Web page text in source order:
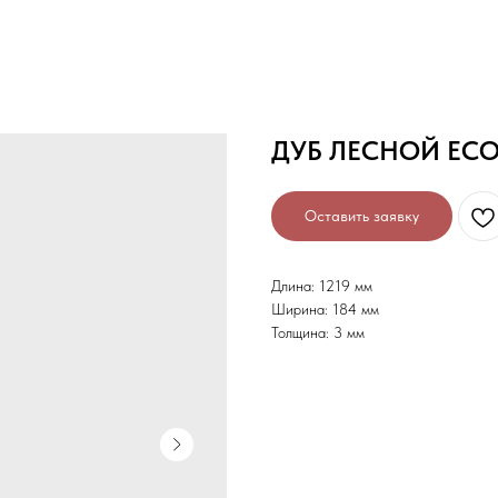
ДУБ ЛЕСНОЙ
Оставить заявку
Длина: 1219 мм
Ширина: 184 мм
Толщина: 3 мм